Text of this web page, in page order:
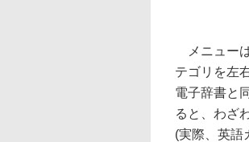
メニュー
テゴリを左
電子辞書と
ると、わざ
(実際、英語